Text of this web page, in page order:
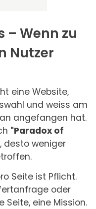
– Wenn zu
Nutzer
eine Website,
und weiss am
angefangen hat.
"Paradox of
desto weniger
Seite ist Pflicht.
oder
Seite, eine Mission.